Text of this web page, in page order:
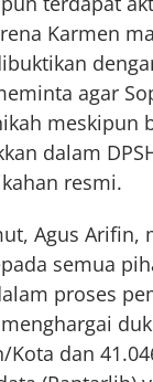
Karmen
agar
meskipun
dalam
resmi.
Agus Arifin,
semua
proses
Kota dan